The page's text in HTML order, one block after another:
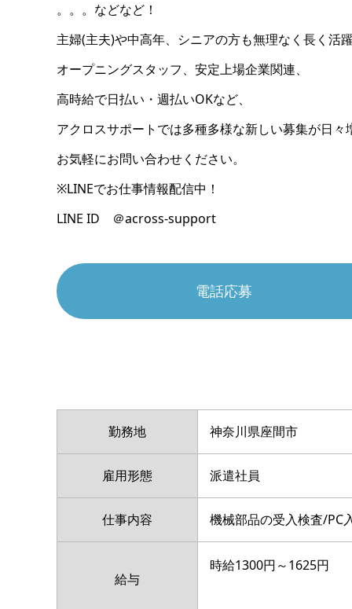
。。。などなど！
主婦(主夫)や中高年、シニアの方も無理なく長く活躍
オープニングスタッフ、安定上場企業関連、
高時給で日払い・週払いOKなど、
アクロスサポートでは多種多様な新しい募集が日々
お気軽にお問い合わせください。
※LINEでお仕事情報配信中！
LINE ID ＠across-support
電話応募
勤務地 神奈川県座間市
雇用形態 派遣社員
仕事内容 機械部品の受入検査/PC
給与
時給1300円～1625円